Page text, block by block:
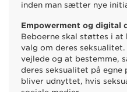
inden man sætter nye
Empowerment og digital
Beboerne skal støttes i
valg om deres
vejlede og at bestemme,
deres seksualitet på
bliver udnyttet, hvis